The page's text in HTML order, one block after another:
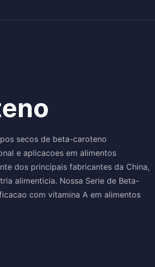
secos de beta-caroteno
e aplicacoes em alimentos
dos principais fabricantes da China,
alimenticia. Nossa Serie de Beta-
com vitamina A em alimentos